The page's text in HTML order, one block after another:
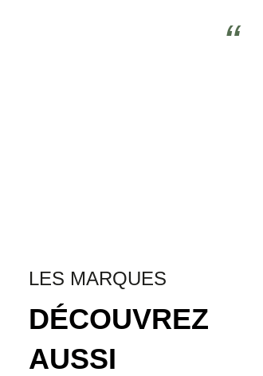
DÉCOUVREZ
AUSSI
LES MARQUES